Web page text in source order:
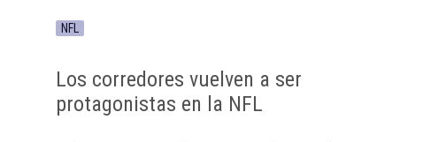
NFL
Los corredores vuelven a ser
protagonistas en la NFL